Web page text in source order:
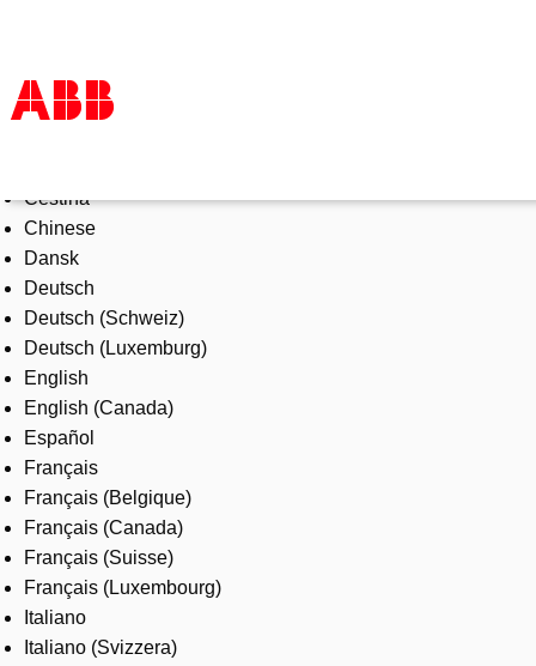
Products & Solutions
Industries
Services
About us
Where to buy
Contact us
Careers
Čeština
Chinese
Dansk
Deutsch
Deutsch (Schweiz)
Deutsch (Luxemburg)
English
English (Canada)
Español
Français
Français (Belgique)
Français (Canada)
Français (Suisse)
Français (Luxembourg)
Italiano
Italiano (Svizzera)